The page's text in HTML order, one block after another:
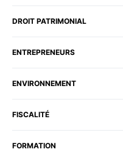
DROIT PATRIMONIAL
ENTREPRENEURS
ENVIRONNEMENT
FISCALITÉ
FORMATION